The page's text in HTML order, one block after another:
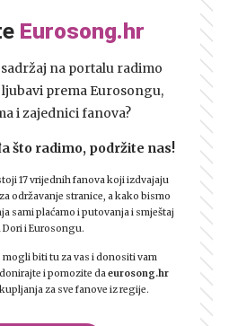
Eurosong.hr
sadržaj na portalu radimo
prema Eurosongu,
i zajednici fanova?
što radimo, podržite nas!
17 vrijednih fanova koji izdvajaju
održavanje stranice, a kako bismo
sami plaćamo i putovanja i smještaj
Dori i Eurosongu.
mogli biti tu za vas i donositi vam
i pomozite da eurosong.hr
za sve fanove iz regije.